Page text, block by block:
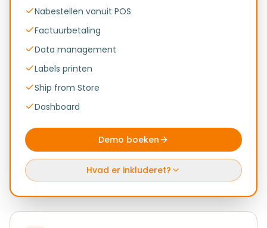
Nabestellen vanuit POS
Factuurbetaling
Data management
Labels printen
Ship from Store
Dashboard
Demo boeken
Hvad er inkluderet?